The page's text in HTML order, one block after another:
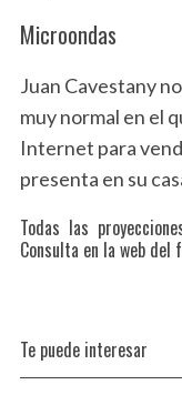
Microondas
Juan Cavestany
muy normal en el
Internet para
presenta en su
Todas las
Consulta en la web
Te puede interesar